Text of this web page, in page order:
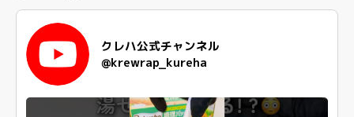
クレハ公式チャンネル
@krewrap_kureha